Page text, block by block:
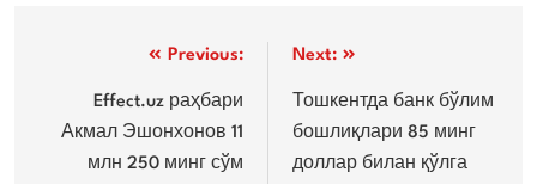
menyusi
Previous:
Effect.uz раҳбари
Акмал Эшонхонов 11
млн 250 минг сўм
Next:
Тошкентда банк бўлим
бошлиқлари 85 минг
доллар билан қўлга